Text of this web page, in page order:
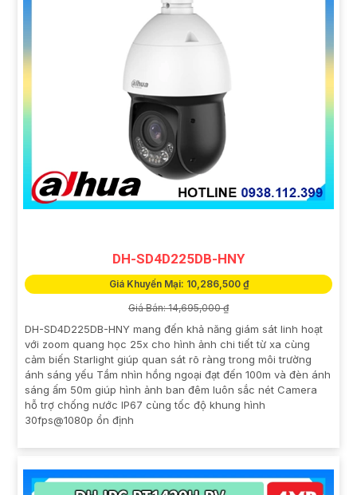
DH-SD4D225DB-HNY
Giá Khuyến Mại: 10,286,500 ₫
Giá Bán: 14,695,000 ₫
DH-SD4D225DB-HNY mang đến khả năng giám sát linh hoạt
với zoom quang học 25x cho hình ảnh chi tiết từ xa cùng
cảm biến Starlight giúp quan sát rõ ràng trong môi trường
ánh sáng yếu Tầm nhìn hồng ngoại đạt đến 100m và đèn ánh
sáng ấm 50m giúp hình ảnh ban đêm luôn sắc nét Camera
hỗ trợ chống nước IP67 cùng tốc độ khung hình
30fps@1080p ổn định